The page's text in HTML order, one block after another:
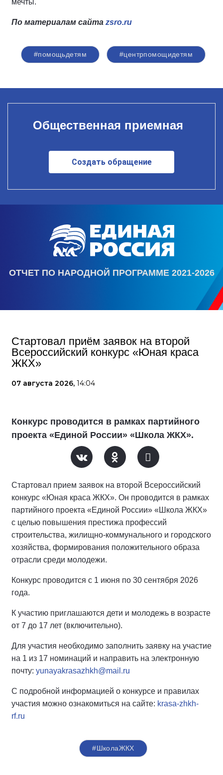
По материалам сайта zsro.ru
#помощьдетям #центрпомощидетям
Общественная приемная
Создать обращение
ОТЧЕТ ПО НАРОДНОЙ ПРОГРАММЕ 2021-2026
Стартовал приём заявок на второй
Всероссийский конкурс «Юная краса
ЖКХ»
07 августа 2026, 14:04
Конкурс проводится в рамках партийного
проекта «Единой России» «Школа ЖКХ».
Стартовал прием заявок на второй Всероссийский
конкурс «Юная краса ЖКХ». Он проводится в рамках
партийного проекта «Единой России» «Школа ЖКХ»
с целью повышения престижа профессий
строительства, жилищно-коммунального и городского
хозяйства, формирования положительного образа
отрасли среди молодежи.
Конкурс проводится с 1 июня по 30 сентября 2026
года.
К участию приглашаются дети и молодежь в возрасте
от 7 до 17 лет (включительно).
Для участия необходимо заполнить заявку на участие
на 1 из 17 номинаций и направить на электронную
почту: yunayakrasazhkh@mail.ru
С подробной информацией о конкурсе и правилах
участия можно ознакомиться на сайте: krasa-zhkh-
rf.ru
#ШколаЖКХ